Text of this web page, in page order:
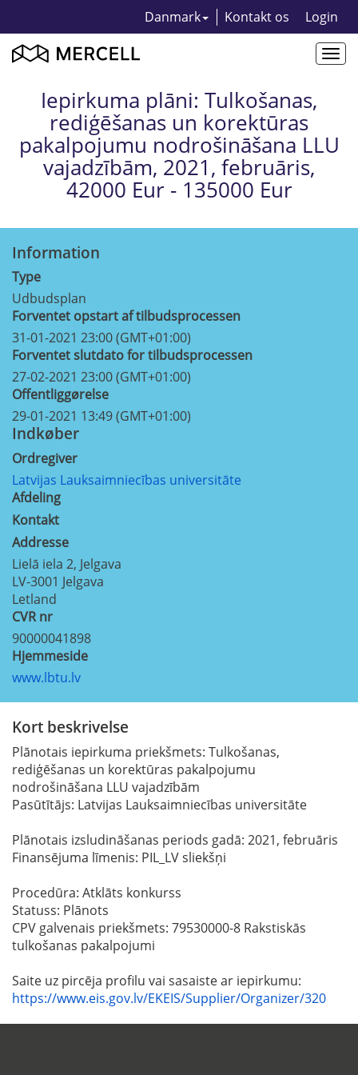
Danmark Kontakt os Login
Iepirkuma plāni: Tulkošanas,
rediģēšanas un korektūras
pakalpojumu nodrošināšana LLU
vajadzībām, 2021, februāris,
42000 Eur - 135000 Eur
Information
Type
Udbudsplan
Forventet opstart af tilbudsprocessen
31-01-2021 23:00 (GMT+01:00)
Forventet slutdato for tilbudsprocessen
27-02-2021 23:00 (GMT+01:00)
Offentliggørelse
29-01-2021 13:49 (GMT+01:00)
Indkøber
Ordregiver
Latvijas Lauksaimniecības universitāte
Afdeling
Kontakt
Addresse
Lielā iela 2, Jelgava
LV-3001 Jelgava
Letland
CVR nr
90000041898
Hjemmeside
www.lbtu.lv
Kort beskrivelse
Plānotais iepirkuma priekšmets: Tulkošanas,
rediģēšanas un korektūras pakalpojumu
nodrošināšana LLU vajadzībām
Pasūtītājs: Latvijas Lauksaimniecības universitāte
Plānotais izsludināšanas periods gadā: 2021, februāris
Finansējuma līmenis: PIL_LV sliekšņi
Procedūra: Atklāts konkurss
Statuss: Plānots
CPV galvenais priekšmets: 79530000-8 Rakstiskās
tulkošanas pakalpojumi
Saite uz pircēja profilu vai sasaiste ar iepirkumu:
https://www.eis.gov.lv/EKEIS/Supplier/Organizer/320